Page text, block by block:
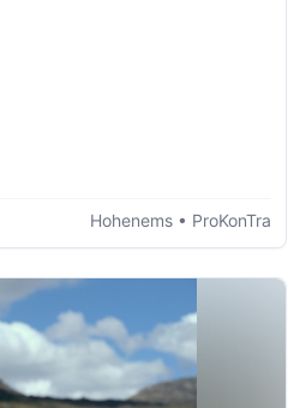
Hohenems • ProKonTra